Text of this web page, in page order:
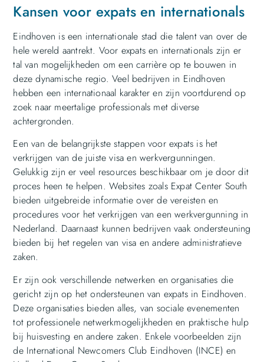
Kansen voor expats en internationals
Eindhoven is een internationale stad die talent van over de
hele wereld aantrekt. Voor expats en internationals zijn er
tal van mogelijkheden om een carrière op te bouwen in
deze dynamische regio. Veel bedrijven in Eindhoven
hebben een internationaal karakter en zijn voortdurend op
zoek naar meertalige professionals met diverse
achtergronden.
Een van de belangrijkste stappen voor expats is het
verkrijgen van de juiste visa en werkvergunningen.
Gelukkig zijn er veel resources beschikbaar om je door dit
proces heen te helpen. Websites zoals Expat Center South
bieden uitgebreide informatie over de vereisten en
procedures voor het verkrijgen van een werkvergunning in
Nederland. Daarnaast kunnen bedrijven vaak ondersteuning
bieden bij het regelen van visa en andere administratieve
zaken.
Er zijn ook verschillende netwerken en organisaties die
gericht zijn op het ondersteunen van expats in Eindhoven.
Deze organisaties bieden alles, van sociale evenementen
tot professionele netwerkmogelijkheden en praktische hulp
bij huisvesting en andere zaken. Enkele voorbeelden zijn
de International Newcomers Club Eindhoven (INCE) en